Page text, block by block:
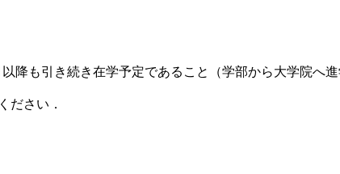
降も引き続き在学予定であること（学部から大学院へ
ださい．